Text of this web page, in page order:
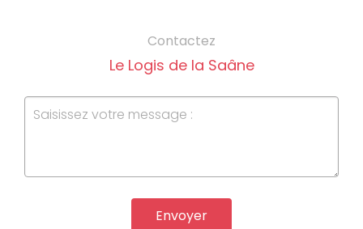
Contactez
Le Logis de la Saâne
Envoyer